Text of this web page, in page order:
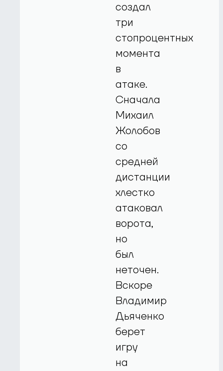
создал
три
стопроцентных
момента
в
атаке.
Сначала
Михаил
Жолобов
со
средней
дистанции
хлестко
атаковал
ворота,
но
был
неточен.
Вскоре
Владимир
Дьяченко
берет
игру
на